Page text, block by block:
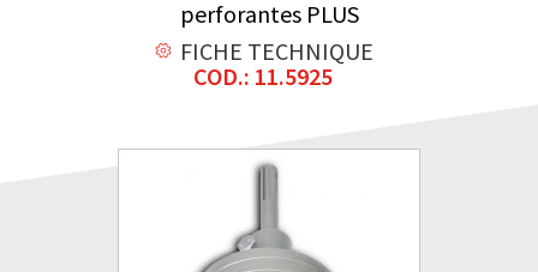
perforantes PLUS
FICHE TECHNIQUE
COD.: 11.5925